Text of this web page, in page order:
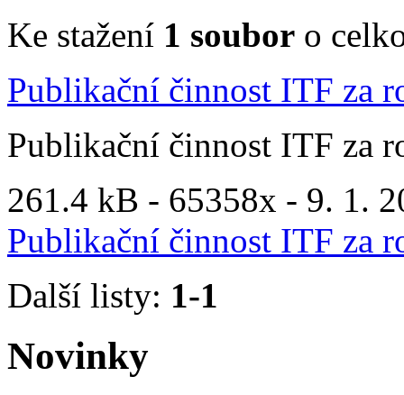
Ke stažení 1 soubor o
Publikační činnost ITF za
Publikační činnost ITF za
261.4 kB - 65358x - 9. 1.
Publikační činnost ITF za
Další listy: 1-1
Novinky